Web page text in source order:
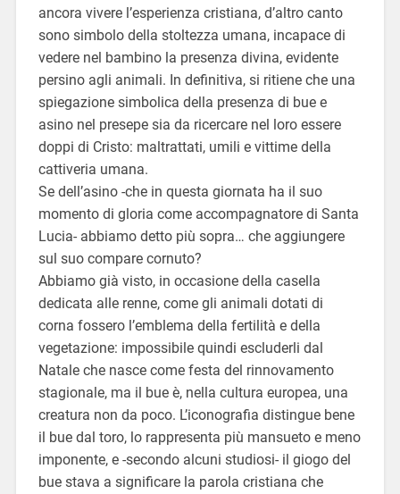
ancora vivere l’esperienza cristiana, d’altro canto
sono simbolo della stoltezza umana, incapace di
vedere nel bambino la presenza divina, evidente
persino agli animali. In definitiva, si ritiene che una
spiegazione simbolica della presenza di bue e
asino nel presepe sia da ricercare nel loro essere
doppi di Cristo: maltrattati, umili e vittime della
cattiveria umana.
Se dell’asino -che in questa giornata ha il suo
momento di gloria come accompagnatore di Santa
Lucia- abbiamo detto più sopra… che aggiungere
sul suo compare cornuto?
Abbiamo già visto, in occasione della casella
dedicata alle renne, come gli animali dotati di
corna fossero l’emblema della fertilità e della
vegetazione: impossibile quindi escluderli dal
Natale che nasce come festa del rinnovamento
stagionale, ma il bue è, nella cultura europea, una
creatura non da poco. L’iconografia distingue bene
il bue dal toro, lo rappresenta più mansueto e meno
imponente, e -secondo alcuni studiosi- il giogo del
bue stava a significare la parola cristiana che